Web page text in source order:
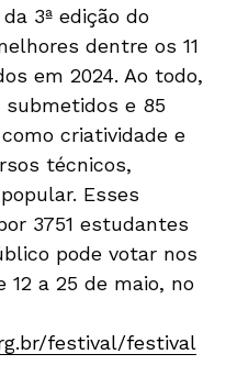
3ª edição do
dentre os 11
em 2024. Ao todo,
submetidos e 85
criatividade e
técnicos,
Esses
3751 estudantes
pode votar nos
12 a 25 de maio, no
festival/festival